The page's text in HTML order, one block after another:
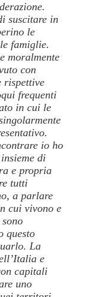
suscitare in
le
famiglie.
moralmente
con
rispettive
frequenti
in cui le
io ho
di
e propria
tutti
a parlare
cui vivono e
questo
La
e
capitali
uno